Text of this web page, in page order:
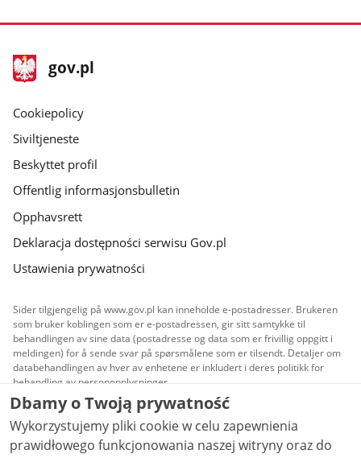
stopka
gov.pl
Hovedside
gov.pl
Cookiepolicy
Siviltjeneste
Beskyttet profil
Offentlig informasjonsbulletin
Opphavsrett
Deklaracja dostępności serwisu Gov.pl
Ustawienia prywatności
Sider tilgjengelig på www.gov.pl kan inneholde e-postadresser. Brukeren
som bruker koblingen som er e-postadressen, gir sitt samtykke til
behandlingen av sine data (postadresse og data som er frivillig oppgitt i
meldingen) for å sende svar på spørsmålene som er tilsendt. Detaljer om
databehandlingen av hver av enhetene er inkludert i deres politikk for
behandling av personopplysninger.
Alt innhold publisert på nettsiden tilgjengeliggjøres
under lisensenCreative Commons Attribusjon 3.0 PL
med mindre annet er oppgitt.
Dbamy o Twoją prywatność
Wykorzystujemy pliki cookie w celu zapewnienia
prawidłowego funkcjonowania naszej witryny oraz do